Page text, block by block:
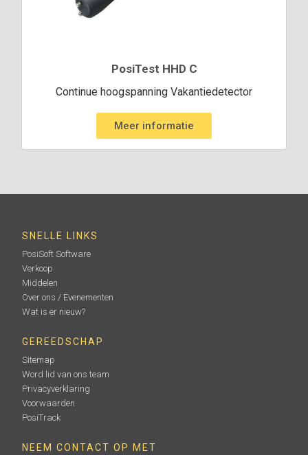
PosiTest HHD C
Continue hoogspanning Vakantiedetector
Meer informatie
SNELLE LINKS
PosiSoft Software
Verkoop
Middelen
Over ons / Evenementen
Wat is er nieuw?
GEREEDSCHAP
Sitemap
Word lid van ons team
Privacyverklaring
Voorwaarden
PosiTrack
NEEM CONTACT OP MET